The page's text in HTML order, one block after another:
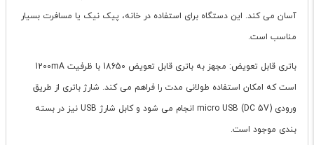
آسان می کند. این دستگاه برای استفاده در خانه، پیک نیک یا مسافرت بسیار
مناسب است.
باتری قابل تعویض: مجهز به باتری قابل تعویض 18650 با ظرفیت 1200mA
است که امکان استفاده طولانی مدت را فراهم می کند. شارژ باتری از طریق
ورودی micro USB (DC 5V) انجام می شود و کابل شارژ USB نیز در بسته
بندی موجود است.